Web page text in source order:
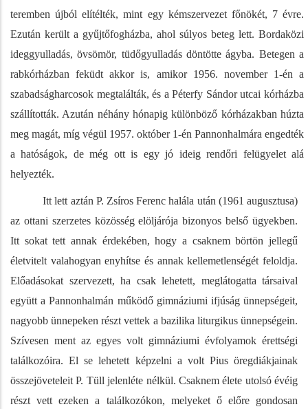
teremben újból elítélték, mint egy kémszervezet főnökét, 7 évre.
Ezután került a gyűjtőfogházba, ahol súlyos beteg lett. Bordaközi
ideggyulladás, övsömör, tüdőgyulladás döntötte ágyba. Betegen a
rabkórházban feküdt akkor is, amikor 1956. november 1-én a
szabadságharcosok megtalálták, és a Péterfy Sándor utcai kórházba
szállították. Azután néhány hónapig különböző kórházakban húzta
meg magát, míg végül 1957. október 1-én Pannonhalmára engedték
a hatóságok, de még ott is egy jó ideig rendőri felügyelet alá
helyezték.
Itt lett aztán P. Zsíros Ferenc halála után (1961 augusztusa)
az ottani szerzetes közösség elöljárója bizonyos belső ügyekben.
Itt sokat tett annak érdekében, hogy a csaknem börtön jellegű
életvitelt valahogyan enyhítse és annak kellemetlenségét feloldja.
Előadásokat szervezett, ha csak lehetett, meglátogatta társaival
együtt a Pannonhalmán működő gimnáziumi ifjúság ünnepségeit,
nagyobb ünnepeken részt vettek a bazilika liturgikus ünnepségein.
Szívesen ment az egyes volt gimnáziumi évfolyamok érettségi
találkozóira. El se lehetett képzelni a volt Pius öregdiákjainak
összejöveteleit P. Tüll jelenléte nélkül. Csaknem élete utolsó évéig
részt vett ezeken a találkozókon, melyeket ő előre gondosan